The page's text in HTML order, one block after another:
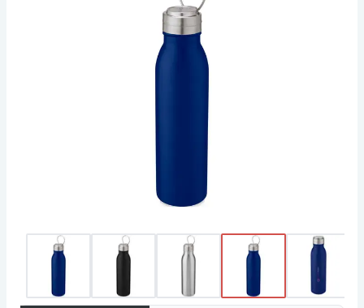
Passar de flesta standard bilmugghållare.
Volymkapacitet 700 ml. Handdisk
rekommenderas. Levereras i en återvunnen
presentförpackning av kartong.